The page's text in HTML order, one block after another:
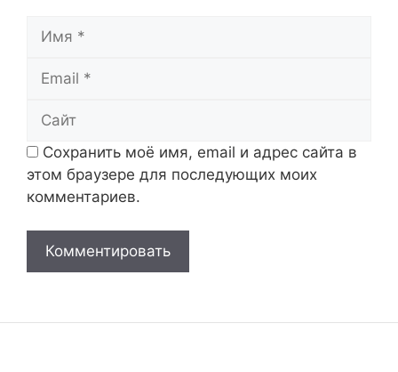
Сохранить моё имя, email и адрес сайта в
этом браузере для последующих моих
комментариев.